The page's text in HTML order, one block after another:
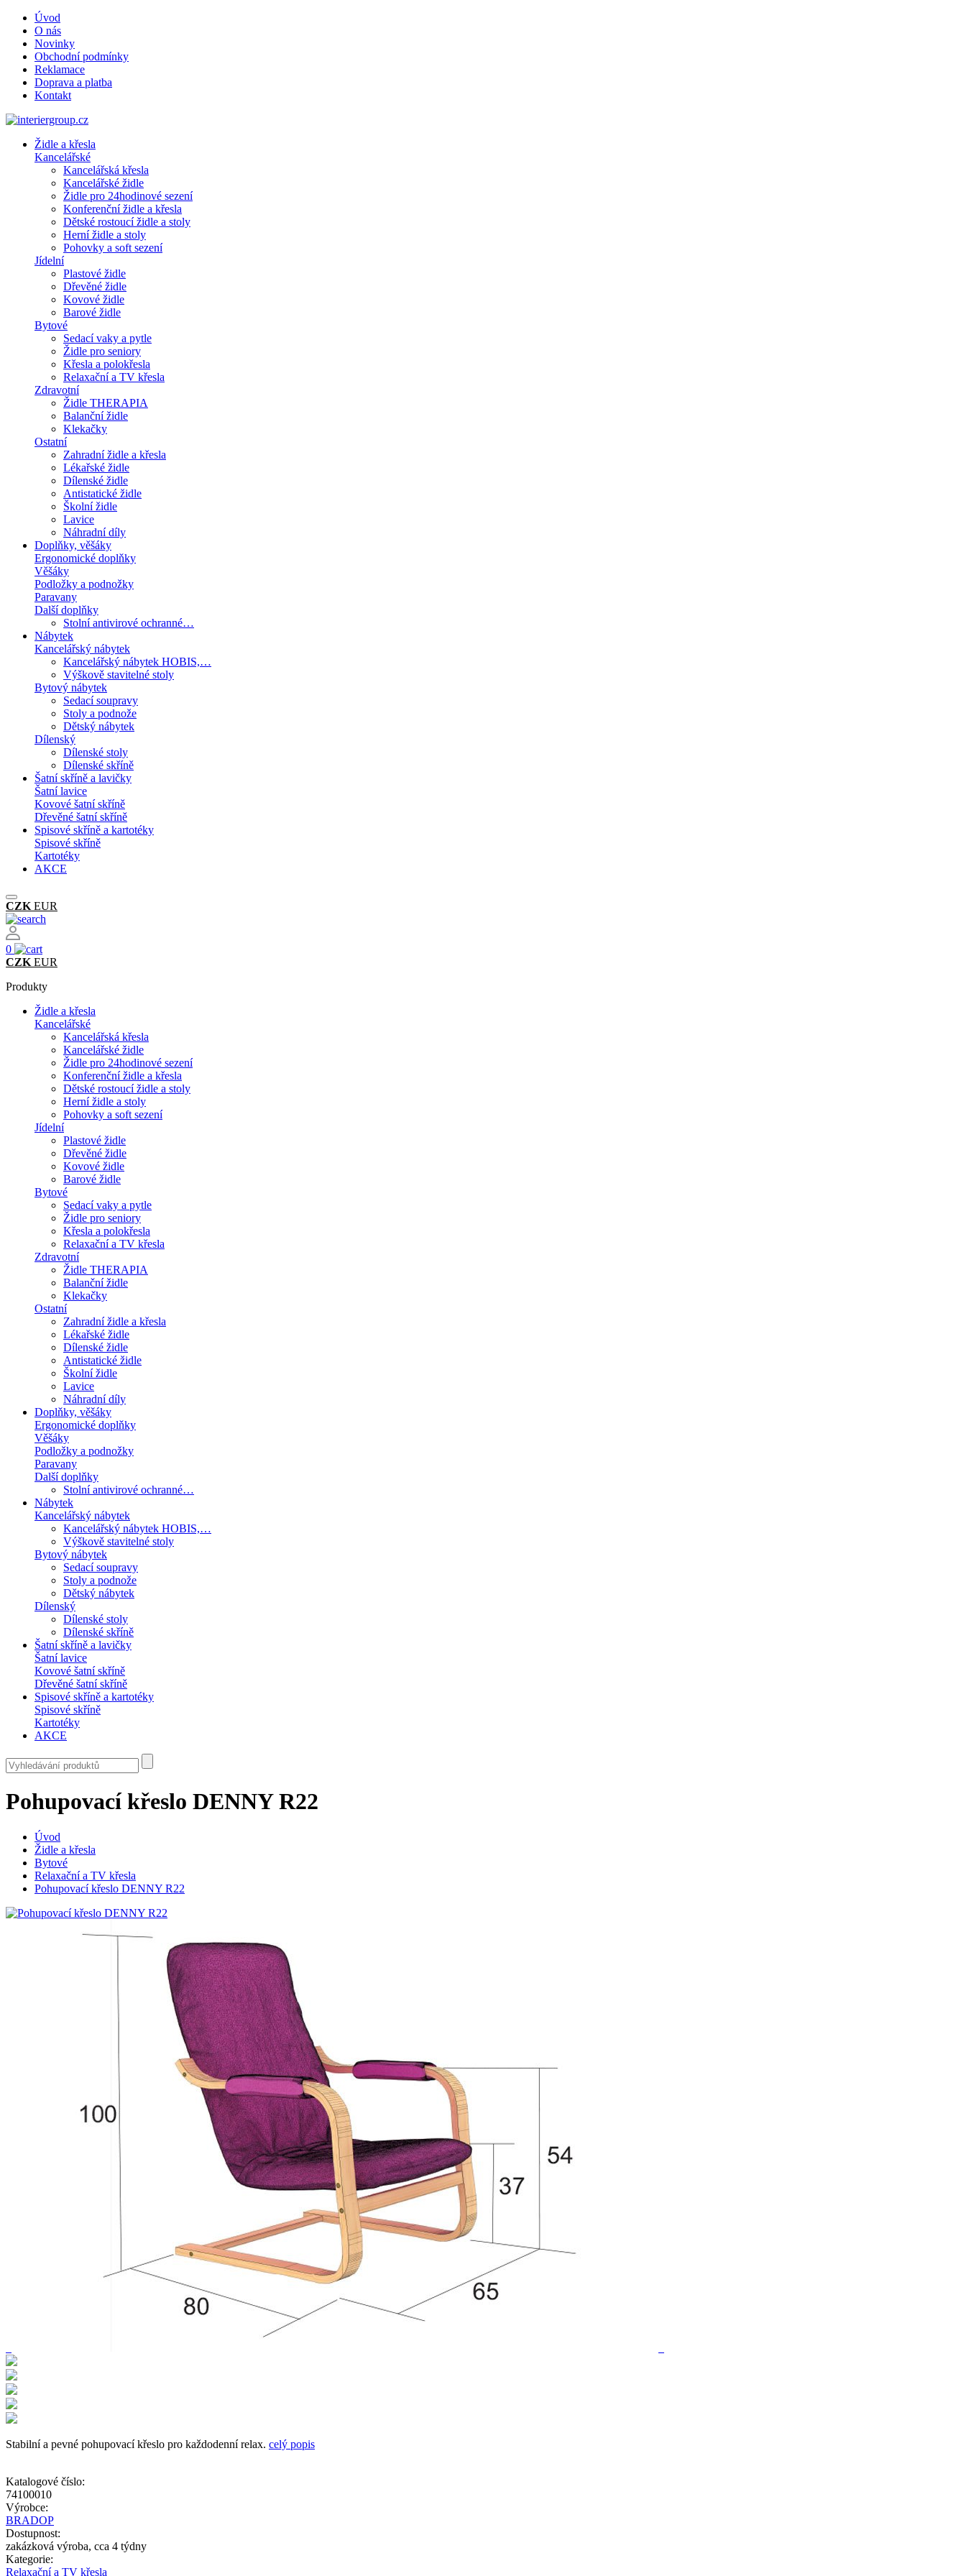
Úvod
O nás
Novinky
Obchodní podmínky
Reklamace
Doprava a platba
Kontakt
Židle a křesla
Kancelářské
Kancelářská křesla
Kancelářské židle
Židle pro 24hodinové sezení
Konferenční židle a křesla
Dětské rostoucí židle a stoly
Herní židle a stoly
Pohovky a soft sezení
Jídelní
Plastové židle
Dřevěné židle
Kovové židle
Barové židle
Bytové
Sedací vaky a pytle
Židle pro seniory
Křesla a polokřesla
Relaxační a TV křesla
Zdravotní
Židle THERAPIA
Balanční židle
Klekačky
Ostatní
Zahradní židle a křesla
Lékařské židle
Dílenské židle
Antistatické židle
Školní židle
Lavice
Náhradní díly
Doplňky, věšáky
Ergonomické doplňky
Věšáky
Podložky a podnožky
Paravany
Další doplňky
Stolní antivirové ochranné…
Nábytek
Kancelářský nábytek
Kancelářský nábytek HOBIS,…
Výškově stavitelné stoly
Bytový nábytek
Sedací soupravy
Stoly a podnože
Dětský nábytek
Dílenský
Dílenské stoly
Dílenské skříně
Šatní skříně a lavičky
Šatní lavice
Kovové šatní skříně
Dřevěné šatní skříně
Spisové skříně a kartotéky
Spisové skříně
Kartotéky
AKCE
CZK EUR
0
CZK EUR
Produkty
Židle a křesla
Kancelářské
Kancelářská křesla
Kancelářské židle
Židle pro 24hodinové sezení
Konferenční židle a křesla
Dětské rostoucí židle a stoly
Herní židle a stoly
Pohovky a soft sezení
Jídelní
Plastové židle
Dřevěné židle
Kovové židle
Barové židle
Bytové
Sedací vaky a pytle
Židle pro seniory
Křesla a polokřesla
Relaxační a TV křesla
Zdravotní
Židle THERAPIA
Balanční židle
Klekačky
Ostatní
Zahradní židle a křesla
Lékařské židle
Dílenské židle
Antistatické židle
Školní židle
Lavice
Náhradní díly
Doplňky, věšáky
Ergonomické doplňky
Věšáky
Podložky a podnožky
Paravany
Další doplňky
Stolní antivirové ochranné…
Nábytek
Kancelářský nábytek
Kancelářský nábytek HOBIS,…
Výškově stavitelné stoly
Bytový nábytek
Sedací soupravy
Stoly a podnože
Dětský nábytek
Dílenský
Dílenské stoly
Dílenské skříně
Šatní skříně a lavičky
Šatní lavice
Kovové šatní skříně
Dřevěné šatní skříně
Spisové skříně a kartotéky
Spisové skříně
Kartotéky
AKCE
Pohupovací křeslo DENNY R22
Úvod
Židle a křesla
Bytové
Relaxační a TV křesla
Pohupovací křeslo DENNY R22
Stabilní a pevné pohupovací křeslo pro každodenní relax. celý popis
Katalogové číslo:
74100010
Výrobce:
BRADOP
Dostupnost:
zakázková výroba, cca 4 týdny
Kategorie:
Relaxační a TV křesla